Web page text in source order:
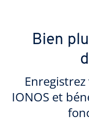
Bien
IONOS et